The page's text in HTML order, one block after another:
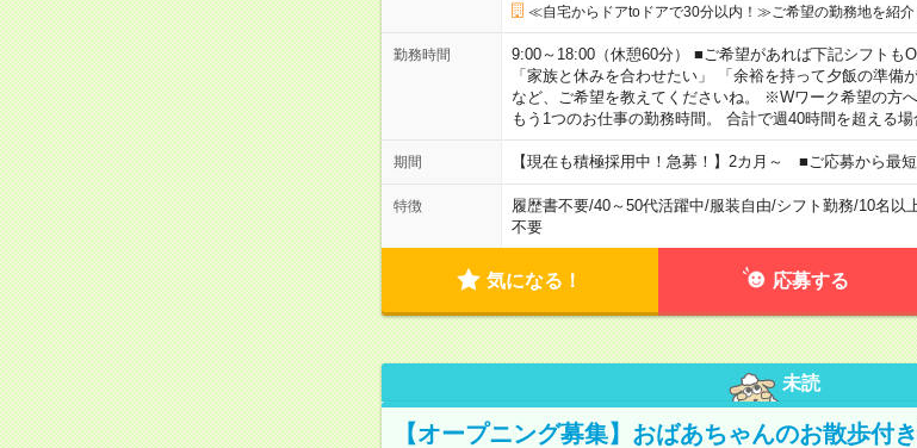
≪自宅からドアtoドアで30分以内！≫ご希望の勤務地を紹介
勤務時間
9:00～18:00（休憩60分） ■ご希望があれば下記シフトも
「家族と休みを合わせたい」 「余裕を持って夕飯の準備
など、ご希望を教えてくださいね。 ※Wワーク希望の方
もう1つのお仕事の勤務時間。 合計で週40時間を超える場
期間 【現在も積極採用中！急募！】2カ月～ ■ご応募から最
特徴 履歴書不要/40～50代活躍中/服装自由/シフト勤務/10名以
不要
気になる！ 応募する
未読
【オープニング募集】おばあちゃんのお散歩付